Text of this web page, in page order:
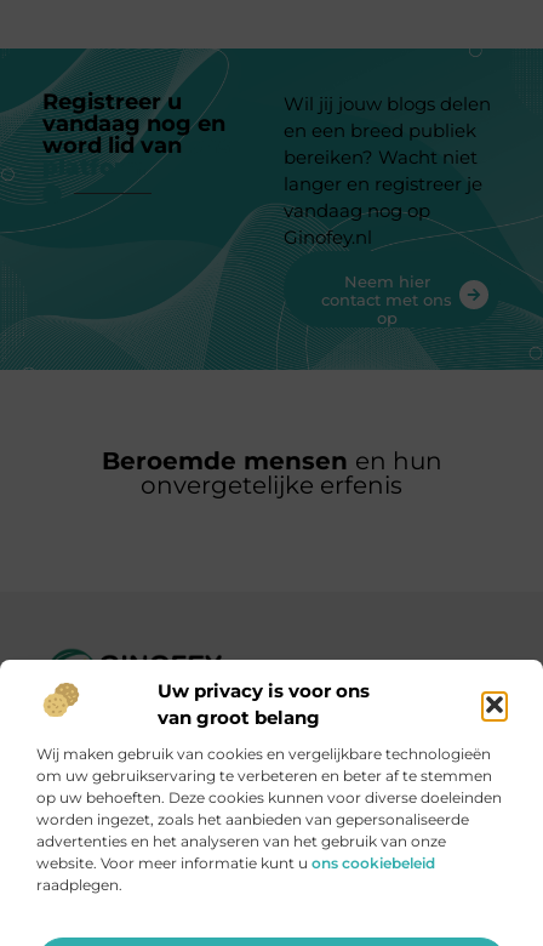
Uw privacy is voor ons
van groot belang
Wij maken gebruik van cookies en vergelijkbare technologieën
om uw gebruikservaring te verbeteren en beter af te stemmen
op uw behoeften. Deze cookies kunnen voor diverse doeleinden
worden ingezet, zoals het aanbieden van gepersonaliseerde
advertenties en het analyseren van het gebruik van onze
website. Voor meer informatie kunt u ons cookiebeleid
raadplegen.
Registreer u
vandaag nog en
word lid van
platform
Wil jij jouw blogs delen
en een breed publiek
bereiken? Wacht niet
langer en registreer je
vandaag nog op
Ginofey.nl
Neem hier
contact met ons
op
Beroemde mensen en hun
onvergetelijke erfenis
Ginofey.nl – Van alledaags tot bijzonder, altijd iets te lezen!
Wij verzamelen blogs en artikelen over een grote
verscheidenheid aan onderwerpen, die alles uit het dagelijks
leven bestrijken.
Onze informatie